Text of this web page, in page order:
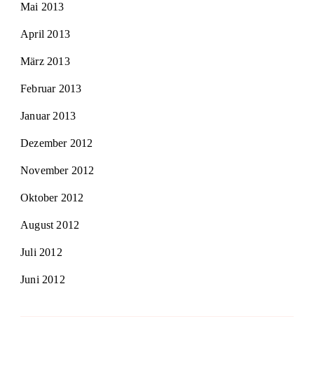
Mai 2013
April 2013
März 2013
Februar 2013
Januar 2013
Dezember 2012
November 2012
Oktober 2012
August 2012
Juli 2012
Juni 2012